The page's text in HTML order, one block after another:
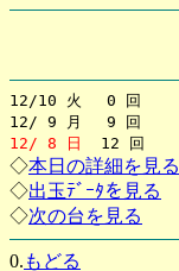
12/10 火 0 回
12/ 9 月 9 回
12/ 8 日
12 回
◇本日の詳細を見る
◇出玉ﾃﾞｰﾀを見る
◇次の台を見る
0. もどる